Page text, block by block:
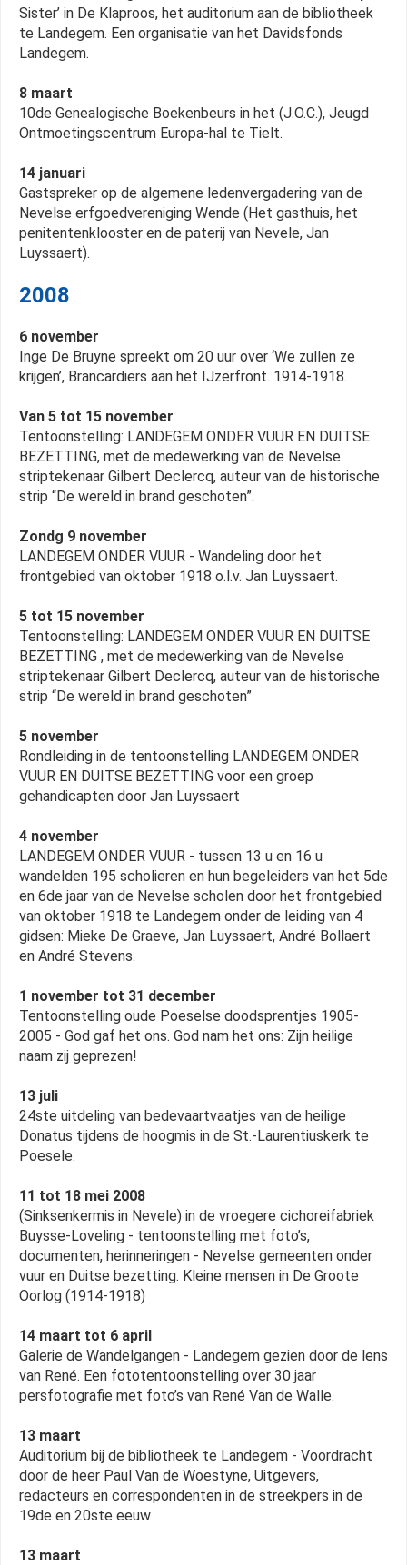
Sister’ in De Klaproos, het auditorium aan de bibliotheek
te Landegem. Een organisatie van het Davidsfonds
Landegem.
8 maart
10de Genealogische Boekenbeurs in het (J.O.C.), Jeugd
Ontmoetingscentrum Europa-hal te Tielt.
14 januari
Gastspreker op de algemene ledenvergadering van de
Nevelse erfgoedvereniging Wende (Het gasthuis, het
penitentenklooster en de paterij van Nevele, Jan
Luyssaert).
2008
6 november
Inge De Bruyne spreekt om 20 uur over ‘We zullen ze
krijgen’, Brancardiers aan het IJzerfront. 1914-1918.
Van 5 tot 15 november
Tentoonstelling: LANDEGEM ONDER VUUR EN DUITSE
BEZETTING, met de medewerking van de Nevelse
striptekenaar Gilbert Declercq, auteur van de historische
strip “De wereld in brand geschoten”.
Zondg 9 november
LANDEGEM ONDER VUUR - Wandeling door het
frontgebied van oktober 1918 o.l.v. Jan Luyssaert.
5 tot 15 november
Tentoonstelling: LANDEGEM ONDER VUUR EN DUITSE
BEZETTING , met de medewerking van de Nevelse
striptekenaar Gilbert Declercq, auteur van de historische
strip “De wereld in brand geschoten”
5 november
Rondleiding in de tentoonstelling LANDEGEM ONDER
VUUR EN DUITSE BEZETTING voor een groep
gehandicapten door Jan Luyssaert
4 november
LANDEGEM ONDER VUUR - tussen 13 u en 16 u
wandelden 195 scholieren en hun begeleiders van het 5de
en 6de jaar van de Nevelse scholen door het frontgebied
van oktober 1918 te Landegem onder de leiding van 4
gidsen: Mieke De Graeve, Jan Luyssaert, André Bollaert
en André Stevens.
1 november tot 31 december
Tentoonstelling oude Poeselse doodsprentjes 1905-
2005 - God gaf het ons. God nam het ons: Zijn heilige
naam zij geprezen!
13 juli
24ste uitdeling van bedevaartvaatjes van de heilige
Donatus tijdens de hoogmis in de St.-Laurentiuskerk te
Poesele.
11 tot 18 mei 2008
(Sinksenkermis in Nevele) in de vroegere cichoreifabriek
Buysse-Loveling - tentoonstelling met foto’s,
documenten, herinneringen - Nevelse gemeenten onder
vuur en Duitse bezetting. Kleine mensen in De Groote
Oorlog (1914-1918)
14 maart tot 6 april
Galerie de Wandelgangen - Landegem gezien door de lens
van René. Een fototentoonstelling over 30 jaar
persfotografie met foto’s van René Van de Walle.
13 maart
Auditorium bij de bibliotheek te Landegem - Voordracht
door de heer Paul Van de Woestyne, Uitgevers,
redacteurs en correspondenten in de streekpers in de
19de en 20ste eeuw
13 maart